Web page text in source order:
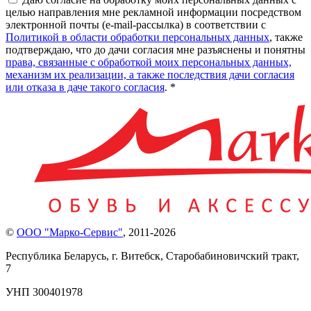
целью направления мне рекламной информации посредством
электронной почты (e-mail-рассылка) в соответствии с
Политикой в области обработки персональных данных, также
подтверждаю, что до дачи согласия мне разъяснены и понятны
права, связанные с обработкой моих персональных данных,
механизм их реализации, а также последствия дачи согласия
или отказа в даче такого согласия. *
© ООО "Марко-Сервис", 2011-2026
Республика Беларусь, г. Витебск, Старобабиновичский тракт,
7
УНП 300401978